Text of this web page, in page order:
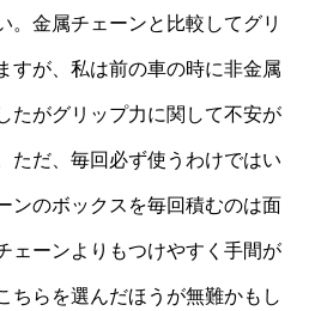
。金属チェーンと比較してグリ
すが、私は前の車の時に非金属
たがグリップ力に関して不安が
ただ、毎回必ず使うわけではい
ンのボックスを毎回積むのは面
ェーンよりもつけやすく手間が
ちらを選んだほうが無難かもし